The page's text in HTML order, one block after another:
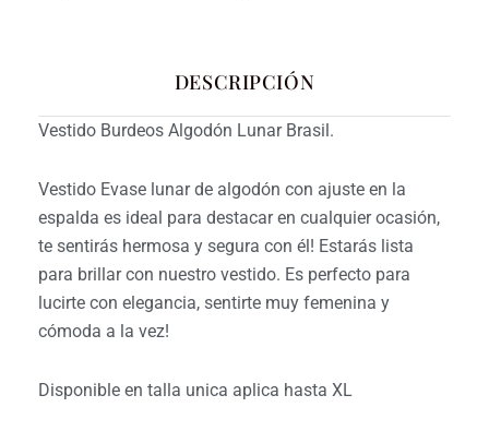
DESCRIPCIÓN
Vestido Burdeos Algodón Lunar Brasil.
Vestido Evase lunar de algodón con ajuste en la
espalda es ideal para destacar en cualquier ocasión,
te sentirás hermosa y segura con él! Estarás lista
para brillar con nuestro vestido. Es perfecto para
lucirte con elegancia, sentirte muy femenina y
cómoda a la vez!
Disponible en talla unica aplica hasta XL